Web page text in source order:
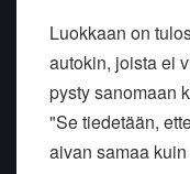
Luokkaan on
autokin, joista ei
pysty sanomaan
"Se tiedetään,
aivan samaa